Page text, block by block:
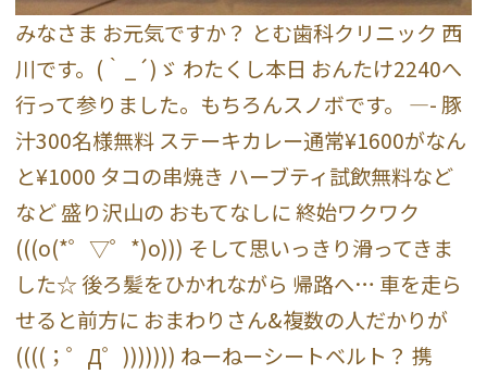
みなさま お元気ですか？ とむ歯科クリニック 西
川です。(｀_´)ゞ わたくし本日 おんたけ2240へ
行って参りました。もちろんスノボです。 —- 豚
汁300名様無料 ステーキカレー通常¥1600がなん
と¥1000 タコの串焼き ハーブティ試飲無料など
など 盛り沢山の おもてなしに 終始ワクワク
(((o(*゜▽゜*)o))) そして思いっきり滑ってきま
した☆ 後ろ髪をひかれながら 帰路へ… 車を走ら
せると前方に おまわりさん&複数の人だかりが
((((；゜Д゜))))))) ねーねーシートベルト？ 携